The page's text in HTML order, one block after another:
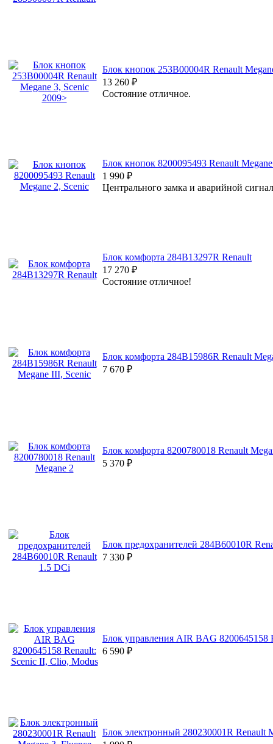
Блок кнопок 253B00004R Renault
13 260 ₽
Состояние отличное.
Блок кнопок 8200095493 Renault
1 990 ₽
Центрального замка и аварийной
Блок комфорта 284B13297R Renault
17 270 ₽
Состояние отличное!
Блок комфорта 284B15986R Renault
7 670 ₽
Блок комфорта 8200780018 Renault
5 370 ₽
Блок предохранителей 284B60010R
7 330 ₽
Блок управления AIR BAG 8200645158
6 590 ₽
Блок электронный 280230001R Renault